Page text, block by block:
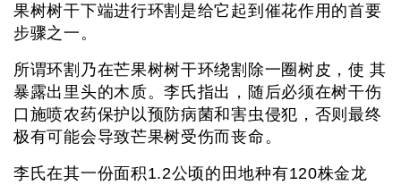
果树树干下端进行环割是给它起到催花作用的首要
步骤之一。
所谓环割乃在芒果树树干环绕割除一圈树皮，使 其
暴露出里头的木质。李氏指出，随后必须在树干伤
口施喷农药保护以预防病菌和害虫侵犯，否则最终
极有可能会导致芒果树受伤而丧命。
李氏在其一份面积1.2公顷的田地种有120株金龙